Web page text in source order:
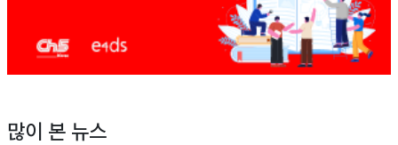
많이 본 뉴스